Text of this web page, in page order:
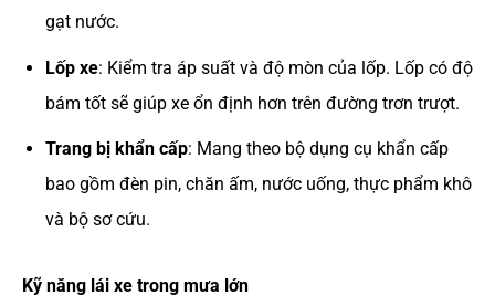
gạt nước.
Lốp xe: Kiểm tra áp suất và độ mòn của lốp. Lốp có độ
bám tốt sẽ giúp xe ổn định hơn trên đường trơn trượt.
Trang bị khẩn cấp: Mang theo bộ dụng cụ khẩn cấp
bao gồm đèn pin, chăn ấm, nước uống, thực phẩm khô
và bộ sơ cứu.
Kỹ năng lái xe trong mưa lớn